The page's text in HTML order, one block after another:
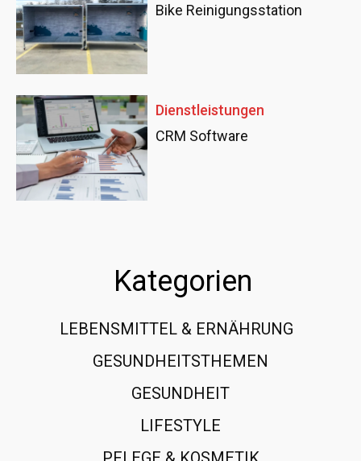
Bike Reinigungsstation
Dienstleistungen
CRM Software
Kategorien
LEBENSMITTEL & ERNÄHRUNG
GESUNDHEITSTHEMEN
GESUNDHEIT
LIFESTYLE